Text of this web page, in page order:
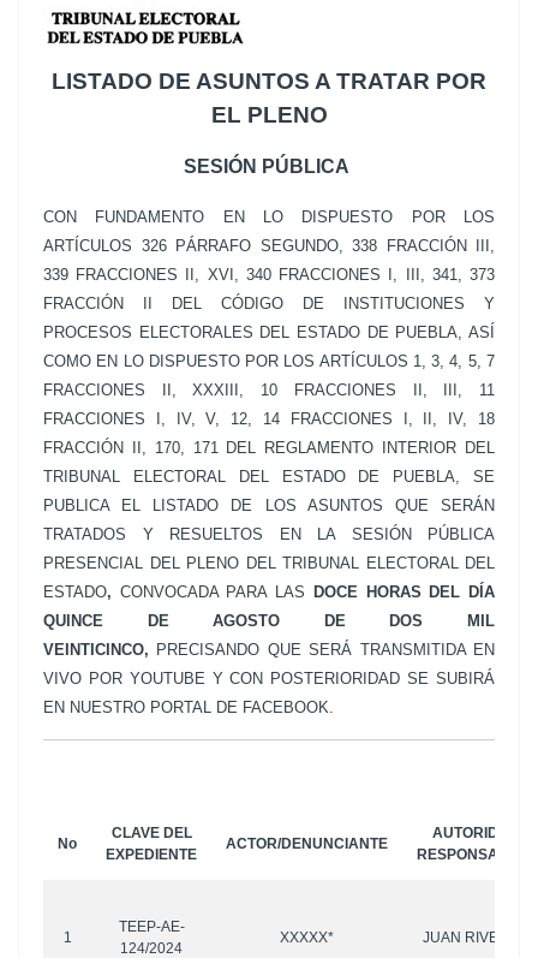
LISTADO DE ASUNTOS A TRATAR POR
EL PLENO
SESIÓN PÚBLICA
CON FUNDAMENTO EN LO DISPUESTO POR LOS
ARTÍCULOS 326 PÁRRAFO SEGUNDO, 338 FRACCIÓN III,
339 FRACCIONES II, XVI, 340 FRACCIONES I, III, 341, 373
FRACCIÓN II DEL CÓDIGO DE INSTITUCIONES Y
PROCESOS ELECTORALES DEL ESTADO DE PUEBLA, ASÍ
COMO EN LO DISPUESTO POR LOS ARTÍCULOS 1, 3, 4, 5, 7
FRACCIONES II, XXXIII, 10 FRACCIONES II, III, 11
FRACCIONES I, IV, V, 12, 14 FRACCIONES I, II, IV, 18
FRACCIÓN II, 170, 171 DEL REGLAMENTO INTERIOR DEL
TRIBUNAL ELECTORAL DEL ESTADO DE PUEBLA, SE
PUBLICA EL LISTADO DE LOS ASUNTOS QUE SERÁN
TRATADOS Y RESUELTOS EN LA SESIÓN PÚBLICA
PRESENCIAL DEL PLENO DEL TRIBUNAL ELECTORAL DEL
ESTADO, CONVOCADA PARA LAS DOCE HORAS DEL DÍA
QUINCE DE AGOSTO DE DOS MIL
VEINTICINCO, PRECISANDO QUE SERÁ TRANSMITIDA EN
VIVO POR YOUTUBE Y CON POSTERIORIDAD SE SUBIRÁ
EN NUESTRO PORTAL DE FACEBOOK.
No
CLAVE DEL
EXPEDIENTE
ACTOR/DENUNCIANTE
AUTORIDAD
RESPONSABLE/
1
TEEP-AE-
124/2024
XXXXX* JUAN RIVERA